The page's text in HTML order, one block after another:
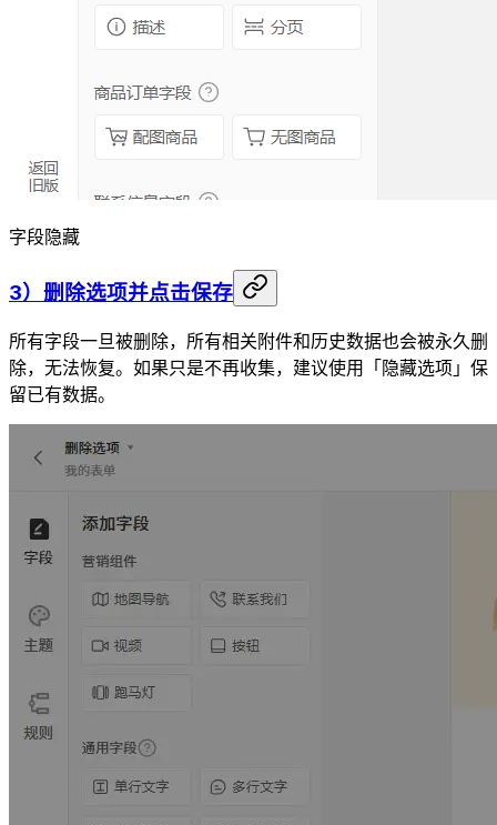
字段隐藏
3）删除选项并点击保存
所有字段一旦被删除，所有相关附件和历史数据也会被永久删
除，无法恢复。如果只是不再收集，建议使用「隐藏选项」保
留已有数据。